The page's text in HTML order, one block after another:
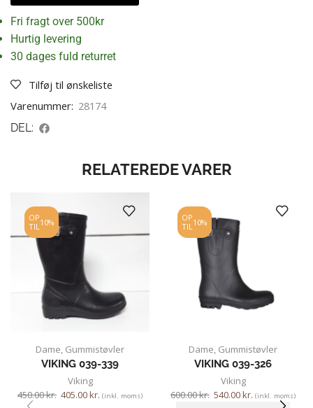
Fri fragt over 500kr
Hurtig levering
30 dages fuld returret
Tilføj til ønskeliste
Varenummer: 28174
DEL:
RELATEREDE VARER
OP
TIL10%
Dame, Gummistøvler
VIKING 039-339
Viking
450.00kr. 405.00kr. (inkl. moms)
OP
TIL10%
Dame, Gummistøvler
VIKING 039-326
Viking
600.00kr. 540.00kr. (inkl. moms)